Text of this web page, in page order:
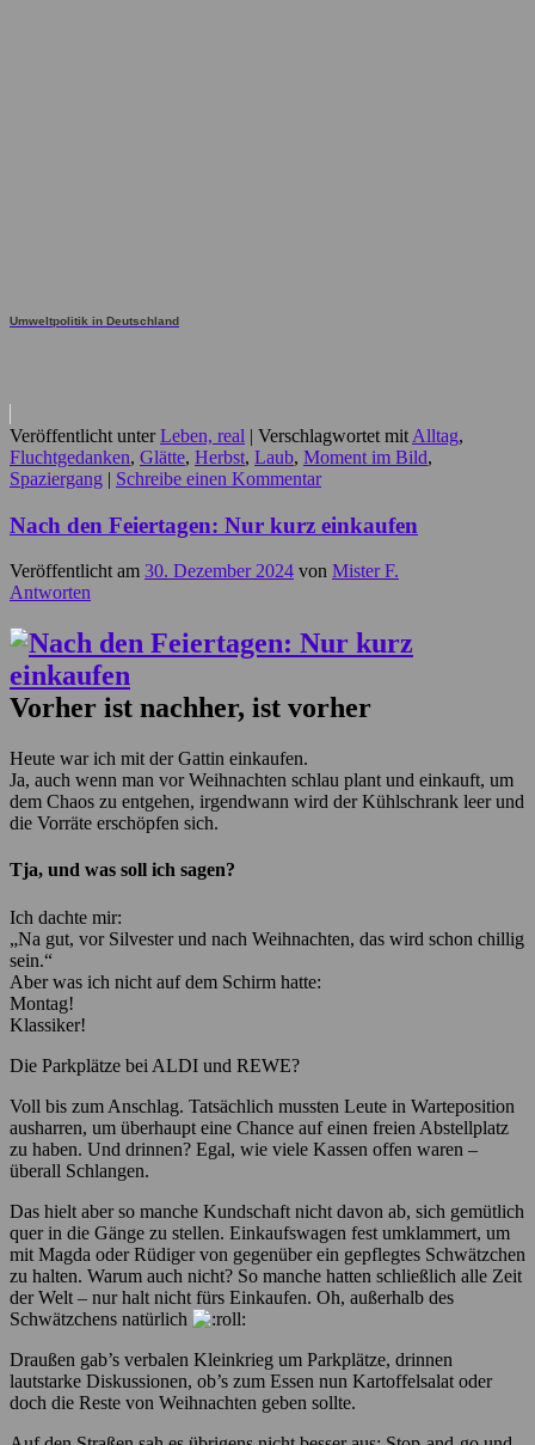
Umweltpolitik in Deutschland
Veröffentlicht unter Leben, real | Verschlagwortet mit Alltag,
Fluchtgedanken, Glätte, Herbst, Laub, Moment im Bild,
Spaziergang | Schreibe einen Kommentar
Nach den Feiertagen: Nur kurz einkaufen
Veröffentlicht am 30. Dezember 2024 von Mister F.
Antworten
Vorher ist nachher, ist vorher
Heute war ich mit der Gattin einkaufen.
Ja, auch wenn man vor Weihnachten schlau plant und einkauft, um
dem Chaos zu entgehen, irgendwann wird der Kühlschrank leer und
die Vorräte erschöpfen sich.
Tja, und was soll ich sagen?
Ich dachte mir:
„Na gut, vor Silvester und nach Weihnachten, das wird schon chillig
sein.“
Aber was ich nicht auf dem Schirm hatte:
Montag!
Klassiker!
Die Parkplätze bei ALDI und REWE?
Voll bis zum Anschlag. Tatsächlich mussten Leute in Warteposition
ausharren, um überhaupt eine Chance auf einen freien Abstellplatz
zu haben. Und drinnen? Egal, wie viele Kassen offen waren –
überall Schlangen.
Das hielt aber so manche Kundschaft nicht davon ab, sich gemütlich
quer in die Gänge zu stellen. Einkaufswagen fest umklammert, um
mit Magda oder Rüdiger von gegenüber ein gepflegtes Schwätzchen
zu halten. Warum auch nicht? So manche hatten schließlich alle Zeit
der Welt – nur halt nicht fürs Einkaufen. Oh, außerhalb des
Schwätzchens natürlich
Draußen gab’s verbalen Kleinkrieg um Parkplätze, drinnen
lautstarke Diskussionen, ob’s zum Essen nun Kartoffelsalat oder
doch die Reste von Weihnachten geben sollte.